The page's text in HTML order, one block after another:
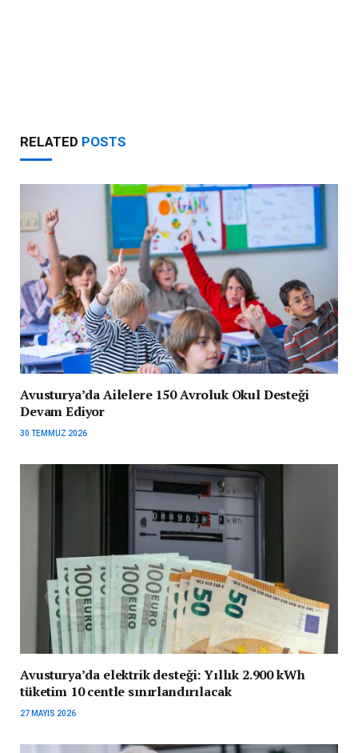
RELATED POSTS
Avusturya’da Ailelere 150 Avroluk Okul Desteği
Devam Ediyor
30 TEMMUZ 2026
Avusturya’da elektrik desteği: Yıllık 2.900 kWh
tüketim 10 centle sınırlandırılacak
27 MAYIS 2026